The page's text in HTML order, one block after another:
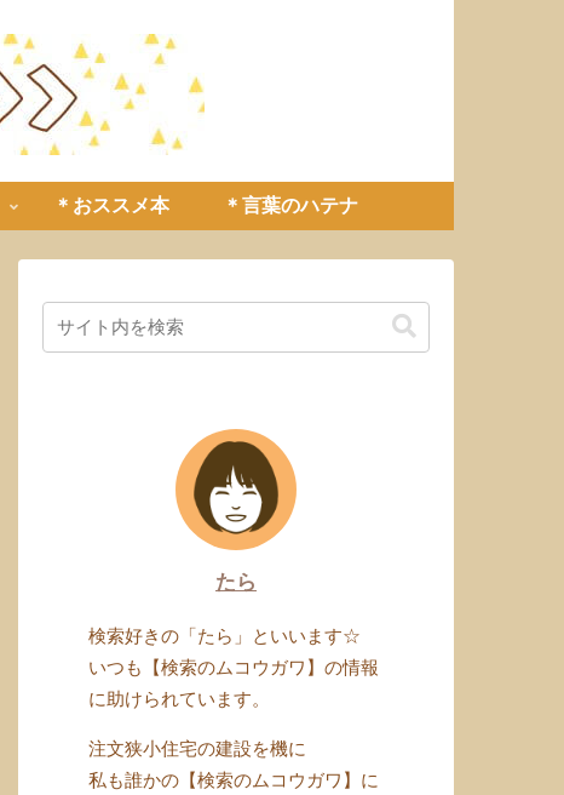
＊おススメ本 ＊言葉のハテナ
たら
検索好きの「たら」といいます☆
いつも【検索のムコウガワ】の情報
に助けられています。
注文狭小住宅の建設を機に
私も誰かの【検索のムコウガワ】に